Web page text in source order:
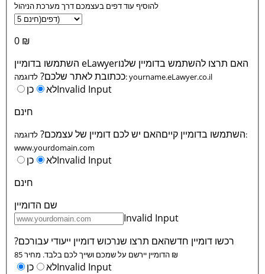
להוסיף עוד דפים בעצמכם דרך מערכת הניהול
0 ₪
השתמשו בדומיין eLawyerהאם תרצו להשתמש בדומיין שלנו
ככתובת לאתר שלכם?לדוגמה:yourname.eLawyer.co.il
לא כן
Invalid Input
חינם
השתמשו בדומיין קייםהאם יש לכם דומיין של עצמכם? לדוגמה:
www.yourdomain.com
לא כן
Invalid Input
חינם
שם הדומיין
Invalid Input
רכשו דומיין חדשהאם תרצו שנרכוש דומיין ייעודי עבורכם?
הדומיין יירשם על שמכם ושייך לכם בלבד. מחיר 85 ₪
לא כן
Invalid Input